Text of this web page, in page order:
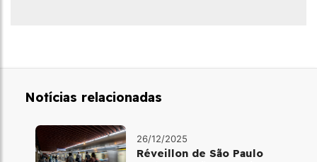
Notícias relacionadas
26/12/2025
Réveillon de São Paulo